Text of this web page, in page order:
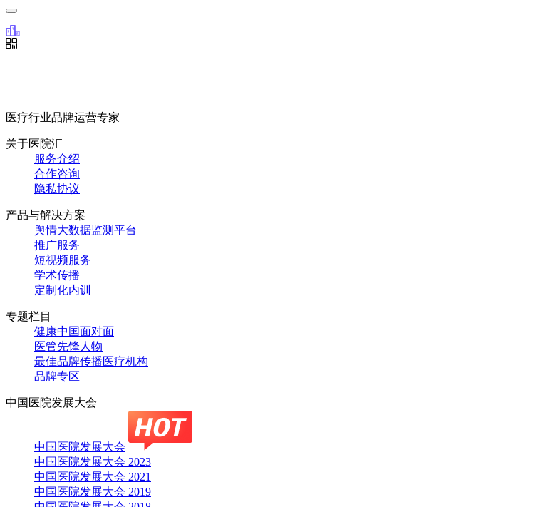
医疗行业品牌运营专家
关于医院汇
服务介绍
合作咨询
隐私协议
产品与解决方案
舆情大数据监测平台
推广服务
短视频服务
学术传播
定制化内训
专题栏目
健康中国面对面
医管先锋人物
最佳品牌传播医疗机构
品牌专区
中国医院发展大会
中国医院发展大会
中国医院发展大会 2023
中国医院发展大会 2021
中国医院发展大会 2019